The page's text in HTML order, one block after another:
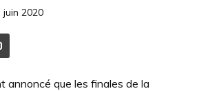
juin 2020
ACCÉDER AUX
COMMENTAIRES
annoncé que les finales de la